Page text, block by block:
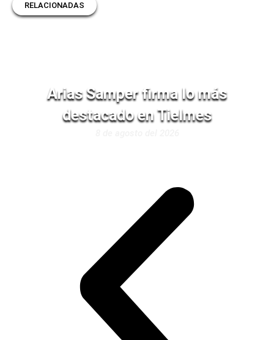
RELACIONADAS
Arias Samper firma lo más
destacado en Tielmes